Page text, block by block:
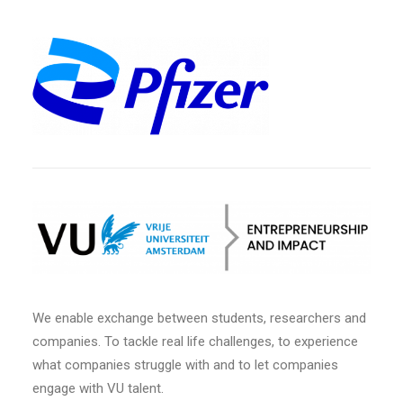
We enable exchange between students, researchers and
companies. To tackle real life challenges, to experience
what companies struggle with and to let companies
engage with VU talent.